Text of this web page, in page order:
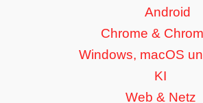
Android
Chrome &
Windows, macOS
KI
Web & Netz